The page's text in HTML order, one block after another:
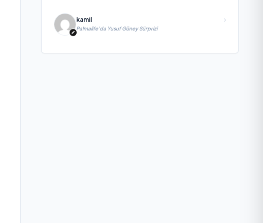
kamil
Palmalife’da Yusuf Güney Sürprizi